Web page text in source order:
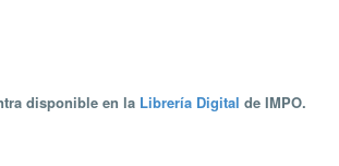
disponible en la Librería Digital de IMPO.